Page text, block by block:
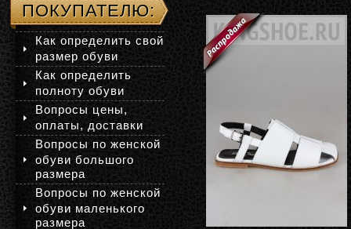
ПОКУПАТЕЛЮ:
Как определить свой
размер обуви
Как определить
полноту обуви
Вопросы цены,
оплаты, доставки
Вопросы по женской
обуви большого
размера
Вопросы по женской
обуви маленького
размера